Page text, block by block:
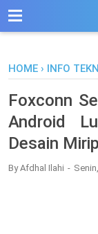
-->
HOME › INFO
Foxconn
Android
Desain
ByAfdhal Ilahi